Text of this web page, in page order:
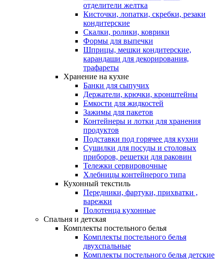
отделители желтка
Кисточки, лопатки, скребки, резаки
кондитерские
Скалки, ролики, коврики
Формы для выпечки
Шприцы, мешки кондитерские,
карандаши для декорирования,
трафареты
Хранение на кухне
Банки для сыпучих
Держатели, крючки, кронштейны
Емкости для жидкостей
Зажимы для пакетов
Контейнеры и лотки для хранения
продуктов
Подставки под горячее для кухни
Сушилки для посуды и столовых
приборов, решетки для раковин
Тележки сервировочные
Хлебницы контейнерого типа
Кухонный текстиль
Передники, фартуки, прихватки ,
варежки
Полотенца кухонные
Спальня и детская
Комплекты постельного белья
Комплекты постельного белья
двухспальные
Комплекты постельного белья детские